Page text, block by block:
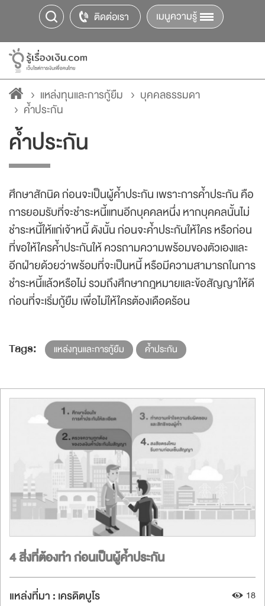
ติดต่อเรา เมนูความรู้
แหล่งทุนและการกู้ยืม
บุคคลธรรมดา
ค้ำประกัน
ค้ำประกัน
ศึกษาสักนิด ก่อนจะเป็นผู้ค้ำประกัน เพราะการค้ำประกัน คือ
การยอมรับที่จะชำระหนี้แทนอีกบุคคลหนึ่ง หากบุคคลนั้นไม่
ชำระหนี้ให้แก่เจ้าหนี้ ดังนั้น ก่อนจะค้ำประกันให้ใคร หรือก่อน
ที่ขอให้ใครค้ำประกันให้ ควรถามความพร้อมของตัวเองและ
อีกฝ่ายด้วยว่าพร้อมที่จะเป็นหนี้ หรือมีความสามารถในการ
ชำระหนี้แล้วหรือไม่ รวมถึงศึกษากฎหมายและข้อสัญญาให้ดี
ก่อนที่จะเริ่มกู้ยืม เพื่อไม่ให้ใครต้องเดือดร้อน
Tags: แหล่งทุนและการกู้ยืม ค้ำประกัน
4 สิ่งที่ต้องทำ ก่อนเป็นผู้ค้ำประกัน
แหล่งที่มา : เครดิตบูโร 18